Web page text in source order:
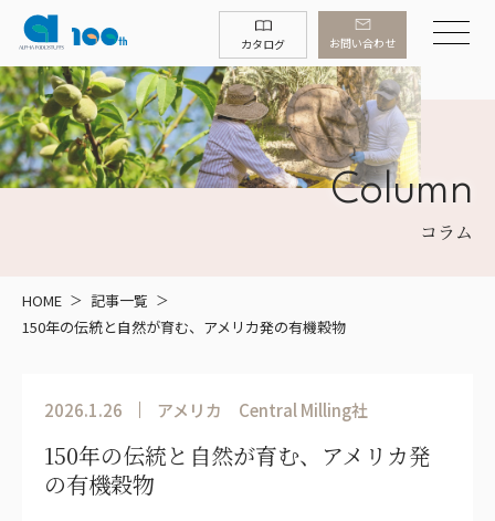
カタログ お問い合わせ
Column
コラム
HOME
記事一覧
150年の伝統と自然が育む、アメリカ発の有機穀物
2026.1.26 アメリカ Central Milling社
150年の伝統と自然が育む、アメリカ発
の有機穀物